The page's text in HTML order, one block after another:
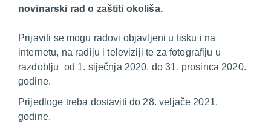
novinarski rad o zaštiti okoliša.
Prijaviti se mogu radovi objavljeni u tisku i na
internetu, na radiju i televiziji te za fotografiju u
razdoblju od 1. siječnja 2020. do 31. prosinca 2020.
godine.
Prijedloge treba dostaviti do 28. veljače 2021.
godine.